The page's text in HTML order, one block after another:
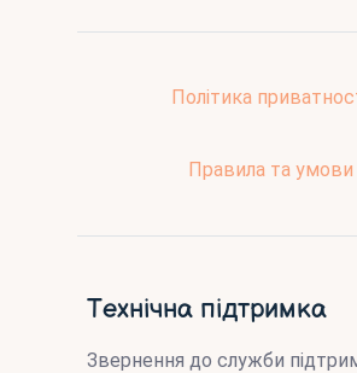
Політика
Правила та умови
Технічна підтримка
Звернення до служби